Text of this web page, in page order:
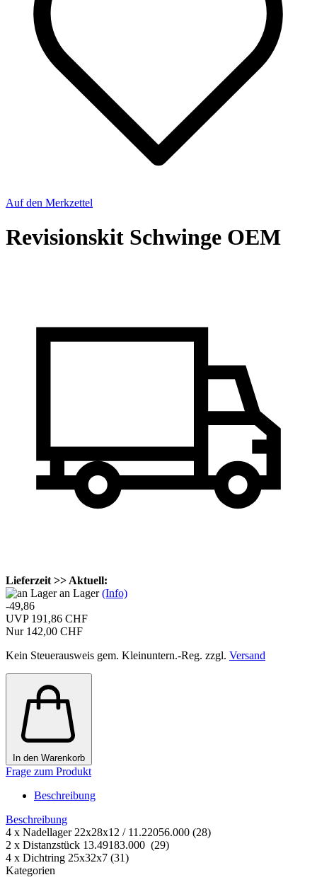
Auf den Merkzettel
Revisionskit Schwinge OEM
Lieferzeit >> Aktuell:
an Lager(Info)
-49,86
UVP 191,86 CHF
Nur 142,00 CHF
Kein Steuerausweis gem. Kleinuntern.-Reg. zzgl. Versand
In den Warenkorb
Frage zum Produkt
Beschreibung
Beschreibung
4 x Nadellager 22x28x12 / 11.22056.000 (28)
2 x Distanzstück 13.49183.000 (29)
4 x Dichtring 25x32x7 (31)
Kategorien